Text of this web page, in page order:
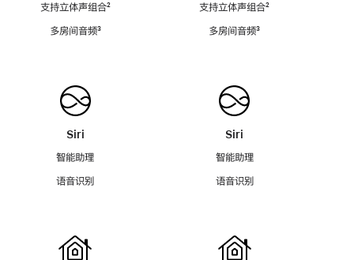
支持立体声组合脚
²
多房间音频脚
³
Siri
智能助理
语音识别
支持立体声组合脚
²
多房间音频脚
³
Siri
智能助理
语音识别